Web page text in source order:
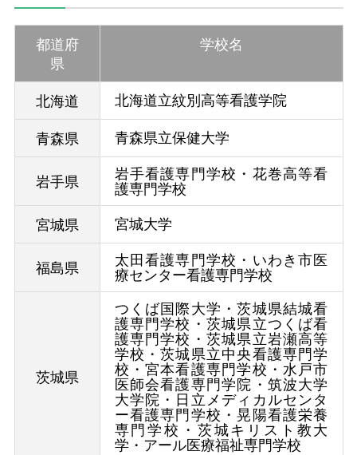
都道府
県
学校名
北海道
北海道立紋別高等看護学院
青森県
青森県立保健大学
岩手県 岩手看護専門学校・花巻高等看
護専門学校
宮城県
宮城大学
福島県 太田看護専門学校・いわき市医
療センター看護専門学校
茨城県
つくば国際大学・茨城県結城看
護専門学校・茨城県立つくば看
護専門学校・茨城県立岩瀬高等
学校・茨城県立中央看護専門学
校・宮本看護専門学校・水戸市
医師会看護専門学院・筑波大学
大学院・日立メディカルセンタ
ー看護専門学校・晃陽看護栄養
専門学校・茨城キリスト教大
学・アール医療福祉専門学校